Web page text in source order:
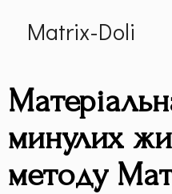
Matrix-Doli
Про мене
Cумісність
минулих
методу